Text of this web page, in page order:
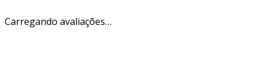
Carregando avaliações…